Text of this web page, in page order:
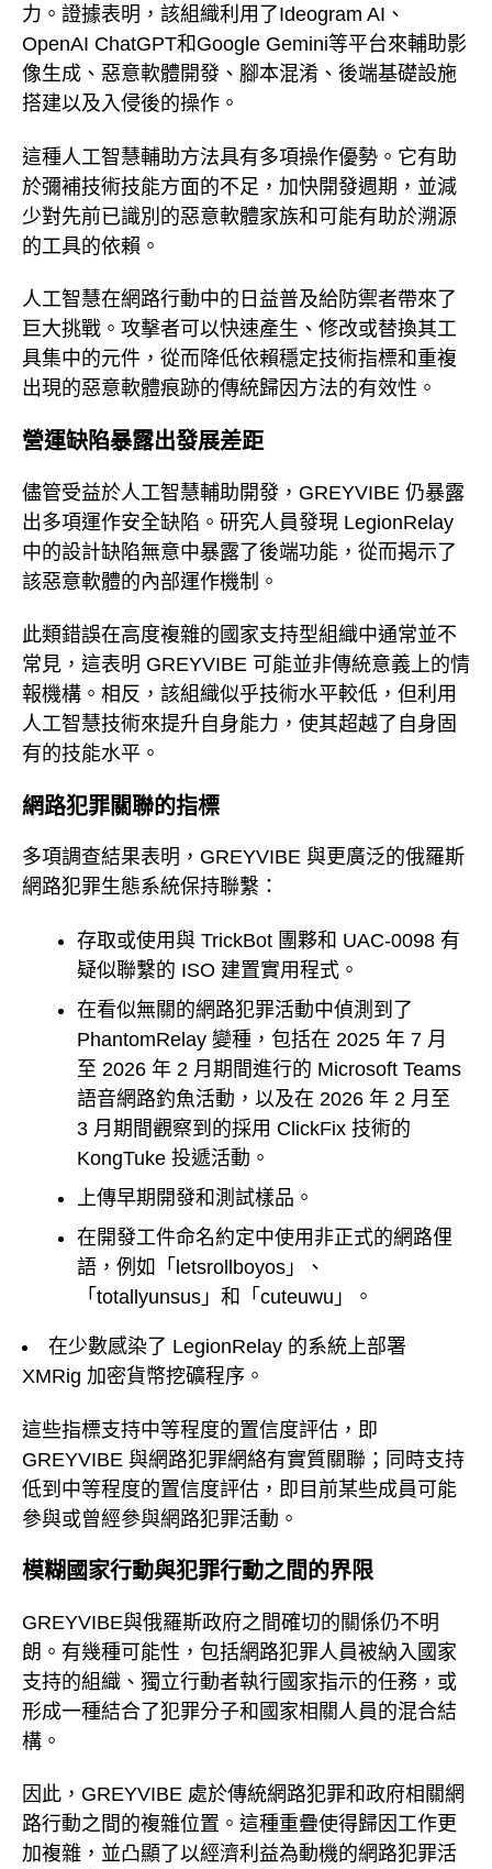
力。證據表明，該組織利用了Ideogram AI、
OpenAI ChatGPT和Google Gemini等平台來輔助影
像生成、惡意軟體開發、腳本混淆、後端基礎設施
搭建以及入侵後的操作。
這種人工智慧輔助方法具有多項操作優勢。它有助
於彌補技術技能方面的不足，加快開發週期，並減
少對先前已識別的惡意軟體家族和可能有助於溯源
的工具的依賴。
人工智慧在網路行動中的日益普及給防禦者帶來了
巨大挑戰。攻擊者可以快速產生、修改或替換其工
具集中的元件，從而降低依賴穩定技術指標和重複
出現的惡意軟體痕跡的傳統歸因方法的有效性。
營運缺陷暴露出發展差距
儘管受益於人工智慧輔助開發，GREYVIBE 仍暴露
出多項運作安全缺陷。研究人員發現 LegionRelay
中的設計缺陷無意中暴露了後端功能，從而揭示了
該惡意軟體的內部運作機制。
此類錯誤在高度複雜的國家支持型組織中通常並不
常見，這表明 GREYVIBE 可能並非傳統意義上的情
報機構。相反，該組織似乎技術水平較低，但利用
人工智慧技術來提升自身能力，使其超越了自身固
有的技能水平。
網路犯罪關聯的指標
多項調查結果表明，GREYVIBE 與更廣泛的俄羅斯
網路犯罪生態系統保持聯繫：
存取或使用與 TrickBot 團夥和 UAC-0098 有
疑似聯繫的 ISO 建置實用程式。
在看似無關的網路犯罪活動中偵測到了
PhantomRelay 變種，包括在 2025 年 7 月
至 2026 年 2 月期間進行的 Microsoft Teams
語音網路釣魚活動，以及在 2026 年 2 月至
3 月期間觀察到的採用 ClickFix 技術的
KongTuke 投遞活動。
上傳早期開發和測試樣品。
在開發工件命名約定中使用非正式的網路俚
語，例如「letsrollboyos」、
「totallyunsus」和「cuteuwu」。
在少數感染了 LegionRelay 的系統上部署
XMRig 加密貨幣挖礦程序。
這些指標支持中等程度的置信度評估，即
GREYVIBE 與網路犯罪網絡有實質關聯；同時支持
低到中等程度的置信度評估，即目前某些成員可能
參與或曾經參與網路犯罪活動。
模糊國家行動與犯罪行動之間的界限
GREYVIBE與俄羅斯政府之間確切的關係仍不明
朗。有幾種可能性，包括網路犯罪人員被納入國家
支持的組織、獨立行動者執行國家指示的任務，或
形成一種結合了犯罪分子和國家相關人員的混合結
構。
因此，GREYVIBE 處於傳統網路犯罪和政府相關網
路行動之間的複雜位置。這種重疊使得歸因工作更
加複雜，並凸顯了以經濟利益為動機的網路犯罪活